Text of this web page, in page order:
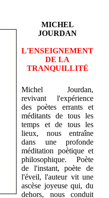
MICHEL
JOURDAN
L'ENSEIGNEMENT
DE LA
TRANQUILLITÉ
Michel Jourdan,
revivant l'expérience
des poètes errants et
méditants de tous les
temps et de tous les
lieux, nous entraîne
dans une profonde
méditation poètique et
philosophique. Poète
de l'instant, poète de
l'éveil, l'auteur vit une
ascèse joyeuse qui, du
dehors, nous conduit